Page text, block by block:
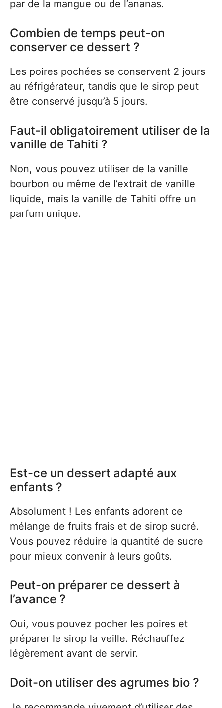
par de la mangue ou de l’ananas.
Combien de temps peut-on
conserver ce dessert ?
Les poires pochées se conservent 2 jours
au réfrigérateur, tandis que le sirop peut
être conservé jusqu’à 5 jours.
Faut-il obligatoirement utiliser de la
vanille de Tahiti ?
Non, vous pouvez utiliser de la vanille
bourbon ou même de l’extrait de vanille
liquide, mais la vanille de Tahiti offre un
parfum unique.
Est-ce un dessert adapté aux
enfants ?
Absolument ! Les enfants adorent ce
mélange de fruits frais et de sirop sucré.
Vous pouvez réduire la quantité de sucre
pour mieux convenir à leurs goûts.
Peut-on préparer ce dessert à
l’avance ?
Oui, vous pouvez pocher les poires et
préparer le sirop la veille. Réchauffez
légèrement avant de servir.
Doit-on utiliser des agrumes bio ?